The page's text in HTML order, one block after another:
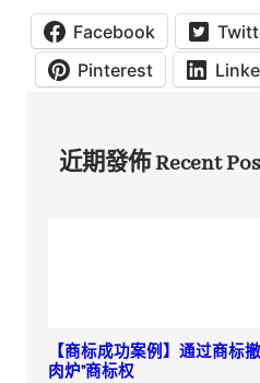
Facebook
Pinterest
近期發佈 Recent
【商标成功案例】通过商标
肉炉”商标权